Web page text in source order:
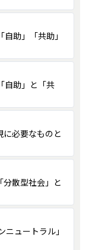
助」「共助」
自助」と「共
必要なものと
散型社会」と
ュートラル」